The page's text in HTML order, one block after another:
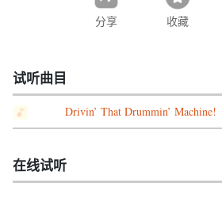
分享 收藏
试听曲目
Drivin’ That Drummin’ Machine!
在线试听